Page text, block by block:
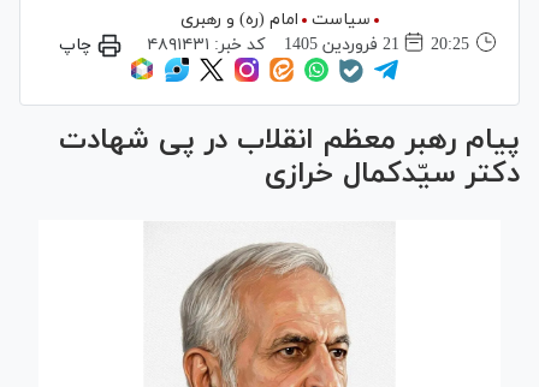
سیاست
امام (ره) و رهبری
20:25
21 فروردين 1405 کد خبر: ۴۸۹۱۴۳۱ چاپ
پیام رهبر معظم انقلاب در پی شهادت
دکتر سیّدکمال خرازی